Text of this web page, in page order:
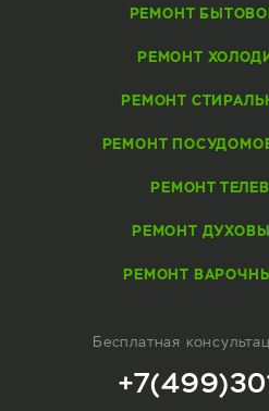
РЕМОНТ
РЕМОНТ
РЕМОНТ
РЕМОНТ
РЕМОНТ
РЕМОНТ
РЕМОНТ
Бесплатная